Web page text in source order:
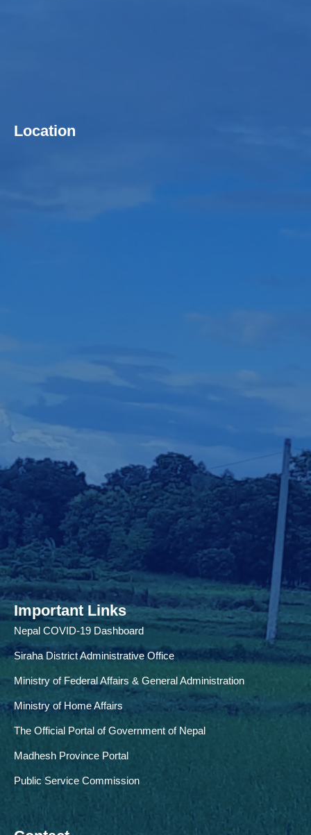
Location
Important Links
Nepal COVID-19 Dashboard
Siraha District Administrative Office
Ministry of Federal Affairs & General Administration
Ministry of Home Affairs
The Official Portal of Government of Nepal
Madhesh Province Portal
Public Service Commission